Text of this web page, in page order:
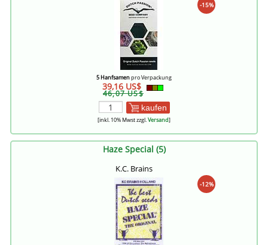
-15%
5 Hanfsamenpro Verpackung
39,16 US$
46,07 US$
kaufen
[inkl. 10% Mwst zzgl.Versand]
Haze Special (5)
K.C. Brains
-12%